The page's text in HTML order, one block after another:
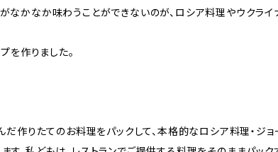
かなか味わうことができないのが、ロシア料理やウクライ
を作りました。
作りたてのお料理をパックして、本格的なロシア料理・ジョ